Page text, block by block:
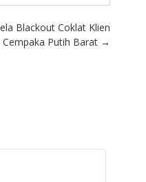
Blackout Coklat Klien
Cempaka Putih Barat →